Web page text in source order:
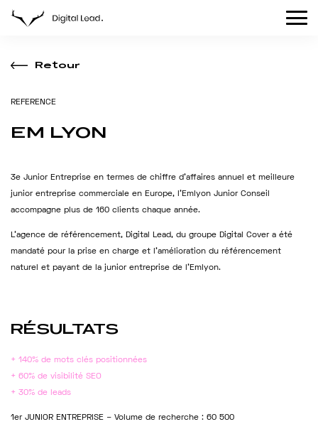
Retour
REFERENCE
EM LYON
3e Junior Entreprise en termes de chiffre d’affaires annuel et meilleure
junior entreprise commerciale en Europe, l’Emlyon Junior Conseil
accompagne plus de 160 clients chaque année.
L’agence de référencement, Digital Lead, du groupe Digital Cover a été
mandaté pour la prise en charge et l’amélioration du référencement
naturel et payant de la junior entreprise de l’Emlyon.
RÉSULTATS
+ 140% de mots clés positionnées
+ 60% de visibilité SEO
+ 30% de leads
1er JUNIOR ENTREPRISE – Volume de recherche : 60 500